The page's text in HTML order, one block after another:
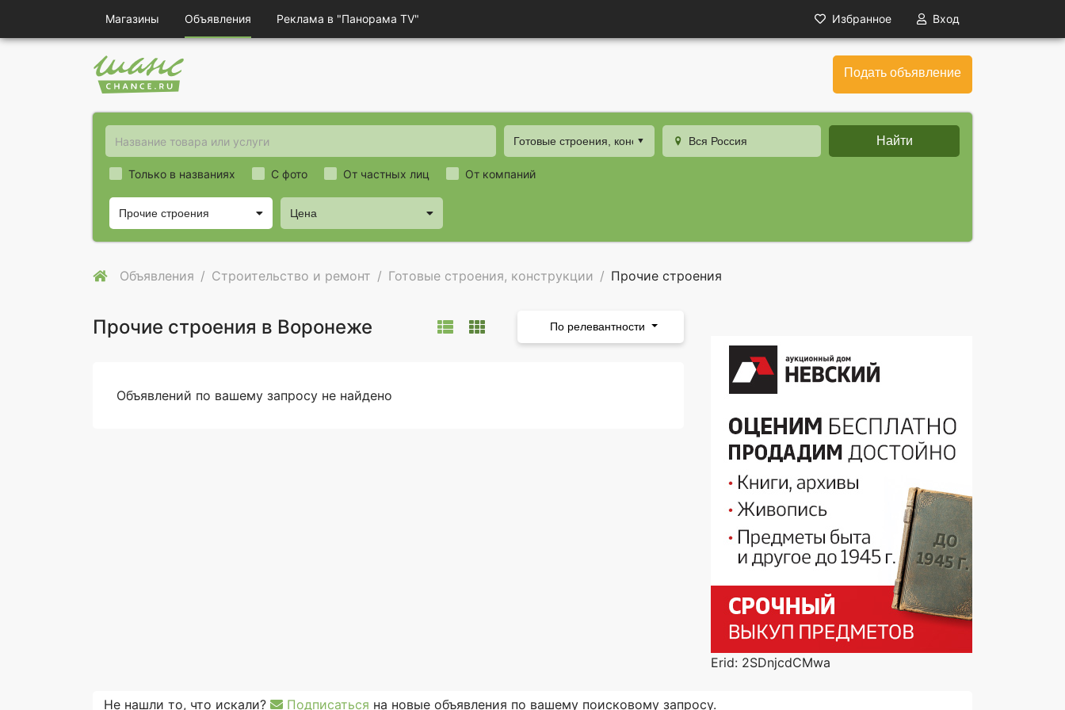
Магазины Объявления Реклама в "Панорама TV" Избранное Вход
Подать объявление
Готовые строения, конструкции Вся Россия Найти
Только в названиях
Прочие строения Цена
С фото От частных лиц От компаний
Объявления Строительство и ремонт Готовые строения, конструкции Прочие строения
Прочие строения в Воронеже По релевантности
Объявлений по вашему запросу не найдено
Erid: 2SDnjcdCMwa
Не нашли то, что искали? Подписаться на новые объявления по вашему поисковому запросу.